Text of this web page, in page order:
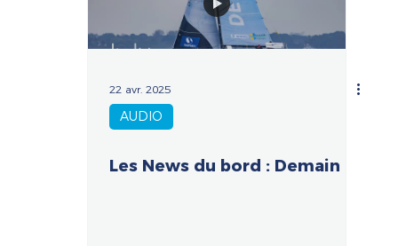
22 avr. 2025
AUDIO
Les News du bord : Demain